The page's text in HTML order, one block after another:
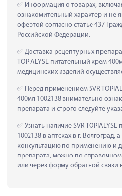
Информация о товарах,
ознакомительный характер и не
офертой согласно статье 437
Российской Федерации.
Доставка рецептурных
TOPIALYSE питательный крем
медицинских изделий
Перед применением SVR
400мл 1002138 внимательно
препарата и строго следуйте
Узнать наличие SVR
1002138 в аптеках в г. Волгоград,
консультацию по применению и
препарата, можно по
или через форму обратной связи